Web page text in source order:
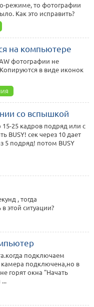
режиме, то фотографии
Как это исправить?
на компьютере
фотографии не
в виде иконок
со вспышкой
25 кадров подряд или с
BUSY! сек через 10 дает
5 подряд! потом BUSY
, тогда
этой ситуации?
подключаем
подключена,но в
горят окна "Начать